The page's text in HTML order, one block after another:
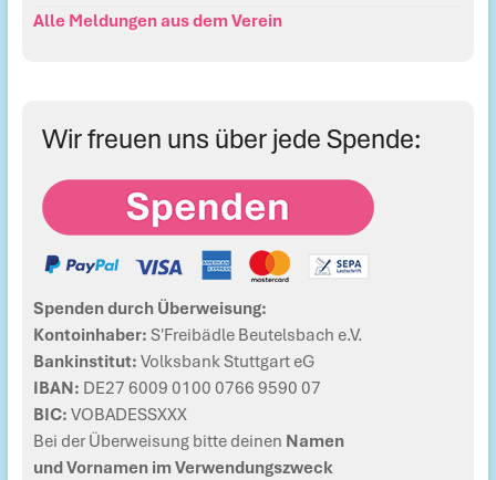
Alle Meldungen aus dem Verein
Wir freuen uns über jede Spende:
Spenden durch Überweisung:
Kontoinhaber: S'Freibädle Beutelsbach e.V.
Bankinstitut: Volksbank Stuttgart eG
IBAN: DE27 6009 0100 0766 9590 07
BIC:VOBADESSXXX
Bei der Überweisung bitte deinen Namen
und Vornamen im Verwendungszweck